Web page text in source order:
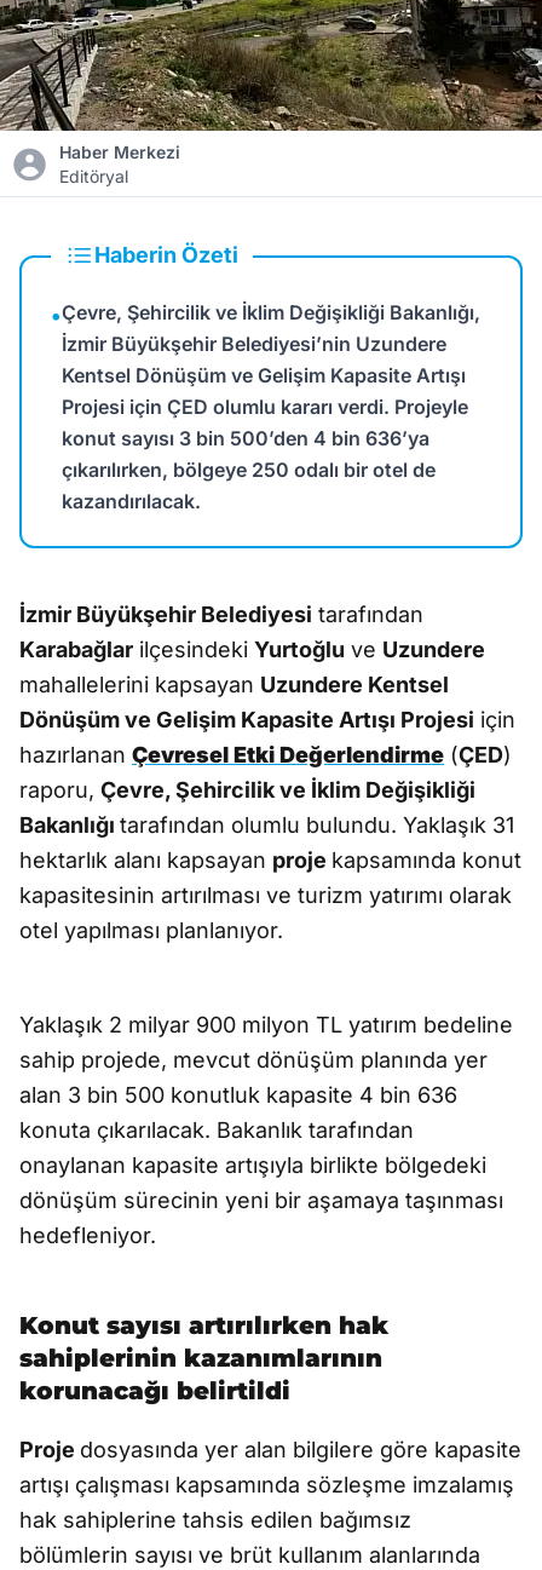
Haber Merkezi
Editöryal
Haberin Özeti
•Çevre, Şehircilik ve İklim Değişikliği Bakanlığı,
İzmir Büyükşehir Belediyesi’nin Uzundere
Kentsel Dönüşüm ve Gelişim Kapasite Artışı
Projesi için ÇED olumlu kararı verdi. Projeyle
konut sayısı 3 bin 500’den 4 bin 636’ya
çıkarılırken, bölgeye 250 odalı bir otel de
kazandırılacak.
İzmir Büyükşehir Belediyesi tarafından
Karabağlar ilçesindeki Yurtoğlu ve Uzundere
mahallelerini kapsayan Uzundere Kentsel
Dönüşüm ve Gelişim Kapasite Artışı Projesi için
hazırlanan Çevresel Etki Değerlendirme (ÇED)
raporu, Çevre, Şehircilik ve İklim Değişikliği
Bakanlığı tarafından olumlu bulundu. Yaklaşık 31
hektarlık alanı kapsayan proje kapsamında konut
kapasitesinin artırılması ve turizm yatırımı olarak
otel yapılması planlanıyor.
Yaklaşık 2 milyar 900 milyon TL yatırım bedeline
sahip projede, mevcut dönüşüm planında yer
alan 3 bin 500 konutluk kapasite 4 bin 636
konuta çıkarılacak. Bakanlık tarafından
onaylanan kapasite artışıyla birlikte bölgedeki
dönüşüm sürecinin yeni bir aşamaya taşınması
hedefleniyor.
Konut sayısı artırılırken hak
sahiplerinin kazanımlarının
korunacağı belirtildi
Proje dosyasında yer alan bilgilere göre kapasite
artışı çalışması kapsamında sözleşme imzalamış
hak sahiplerine tahsis edilen bağımsız
bölümlerin sayısı ve brüt kullanım alanlarında